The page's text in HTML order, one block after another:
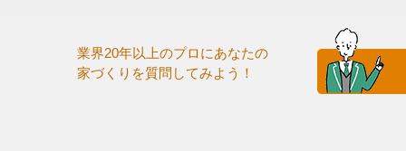
業界20年以上のプロにあなたの
家づくりを質問してみよう！